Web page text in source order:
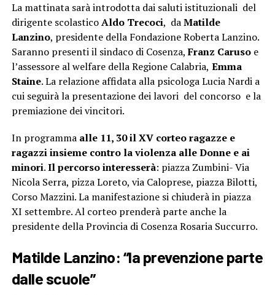
La mattinata sarà introdotta dai saluti istituzionali del
dirigente scolasticoAldo Trecoci, daMatilde
Lanzino, presidente della Fondazione Roberta Lanzino.
Saranno presenti il sindaco di Cosenza,Franz Carusoe
l’assessore al welfare della Regione Calabria, Emma
Staine. La relazione affidata alla psicologa Lucia Nardi a
cui seguirà la presentazione dei lavori del concorso e la
premiazione dei vincitori.
In programma alle 11, 30 il XV corteo ragazze e
ragazzi insieme contro la violenza alle Donne e ai
minori.Il percorso interesserà: piazza Zumbini- Via
Nicola Serra, pizza Loreto, via Caloprese, piazza Bilotti,
Corso Mazzini. La manifestazione si chiuderà in piazza
XI settembre. Al corteo prenderà parte anche la
presidente della Provincia di Cosenza Rosaria Succurro.
Matilde Lanzino: “la prevenzione parte
dalle scuole”